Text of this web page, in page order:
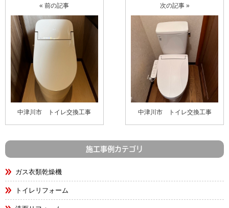
« 前の記事
中津川市 トイレ交換工事
次の記事 »
中津川市 トイレ交換工事
施工事例カテゴリ
ガス衣類乾燥機
トイレリフォーム